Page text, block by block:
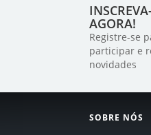
AGORA!
Registre-se
participar e
novidades
SOBRE NÓS